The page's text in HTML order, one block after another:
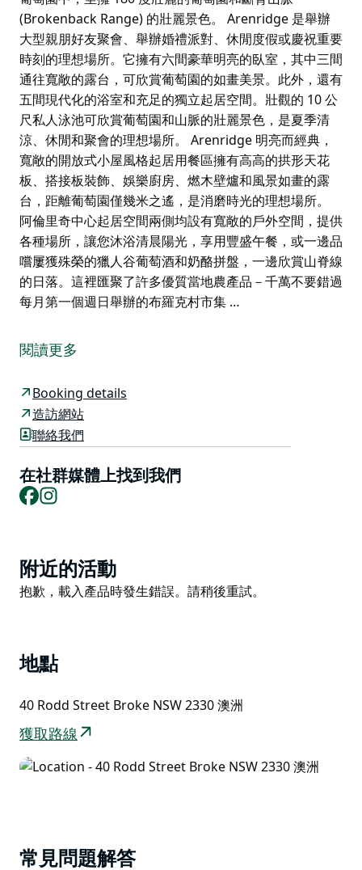
(Brokenback Range) 的壯麗景色。 Arenridge 是舉辦
大型親朋好友聚會、舉辦婚禮派對、休閒度假或慶祝重要
時刻的理想場所。它擁有六間豪華明亮的臥室，其中三間
通往寬敞的露台，可欣賞葡萄園的如畫美景。此外，還有
五間現代化的浴室和充足的獨立起居空間。壯觀的 10 公
尺私人泳池可欣賞葡萄園和山脈的壯麗景色，是夏季清
涼、休閒和聚會的理想場所。 Arenridge 明亮而經典，
寬敞的開放式小屋風格起居用餐區擁有高高的拱形天花
板、搭接板裝飾、娛樂廚房、燃木壁爐和風景如畫的露
台，距離葡萄園僅幾米之遙，是消磨時光的理想場所。
阿倫里奇中心起居空間兩側均設有寬敞的戶外空間，提供
各種場所，讓您沐浴清晨陽光，享用豐盛午餐，或一邊品
嚐屢獲殊榮的獵人谷葡萄酒和奶酪拼盤，一邊欣賞山脊線
的日落。這裡匯聚了許多優質當地農產品－千萬不要錯過
每月第一個週日舉辦的布羅克村市集 …
葡萄園中，坐擁 180 度壯麗的葡萄園和斷背山脈
(Brokenback Range) 的壯麗景色。
Arenridge 是舉辦大型親朋好友聚會、舉辦婚禮派對、休
閒度假或慶祝重要時刻的理想場所。它擁有六間豪華明亮
的臥室，其中三間通往寬敞的露台，可欣賞葡萄園的如畫
美景。此外，還有五間現代化的浴室和充足的獨立起居空
間。壯觀的 10 公尺私人泳池可欣賞葡萄園和山脈的壯麗
景色，是夏季清涼、休閒和聚會的理想場所。
壁爐和風景如畫的露台，距離葡萄園僅幾米之遙，是消磨
時光的理想場所。
嚐屢獲殊榮的獵人谷葡萄酒和奶酪拼盤，一邊欣賞山脊線
的日落。這裡匯聚了許多優質當地農產品－千萬不要錯過
Market)。
閱讀更多
Booking details
造訪網站
聯絡我們
在社群媒體上找到我們
Facebook
Product
List
附近的活動
Product
抱歉，載入產品時發生錯誤。請稍後重試。
地點
40 Rodd Street Broke NSW 2330 澳洲
獲取路線
常見問題解答